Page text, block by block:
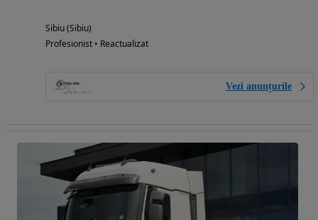
Sibiu (Sibiu)
Profesionist • Reactualizat
Vezi anunțurile